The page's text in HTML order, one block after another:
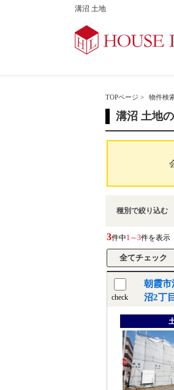
溝沼 土地
TOPページ > 物件検
溝沼 土地
種別で絞り込む
3件中1～3件を表示
check
朝霞
沼2丁